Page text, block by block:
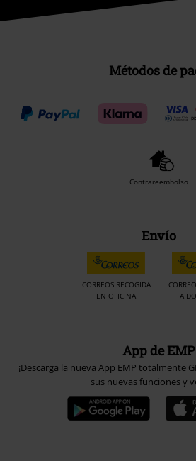
Métodos de
Contrareembolso
Envío
CORREOS RECOGIDA
EN OFICINA
A
App de EMP
¡Descarga la nueva App EMP totalmente
sus nuevas funciones y